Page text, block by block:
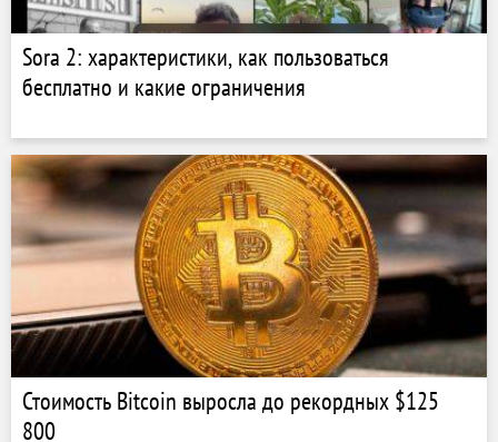
Sora 2: характеристики, как пользоваться
бесплатно и какие ограничения
Стоимость Bitcoin выросла до рекордных $125
800